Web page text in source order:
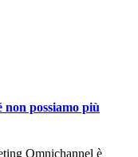
non possiamo più
Omnichannel è